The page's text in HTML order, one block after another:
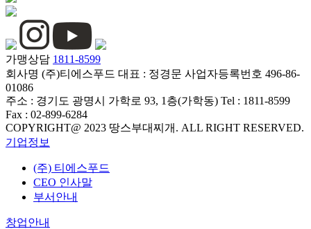
가맹상담 1811-8599
회사명 (주)티에스푸드 대표 : 정경문 사업자등록번호 496-86-
01086
주소 : 경기도 광명시 가학로 93, 1층(가학동) Tel : 1811-8599
Fax : 02-899-6284
COPYRIGHT@ 2023 땅스부대찌개. ALL RIGHT RESERVED.
기업정보
(주) 티에스푸드
CEO 인사말
부서안내
창업안내